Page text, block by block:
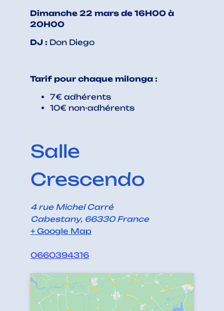
Dimanche 22 mars de 16H00 à
20H00
DJ : Don Diego
Tarif pour chaque milonga :
7€ adhérents
10€ non-adhérents
Salle
Crescendo
4 rue Michel Carré
Cabestany, 66330 France
+ Google Map
0660394316